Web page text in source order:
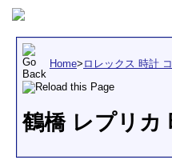
Home> ロレックス 時計
鶴橋 レプリカ